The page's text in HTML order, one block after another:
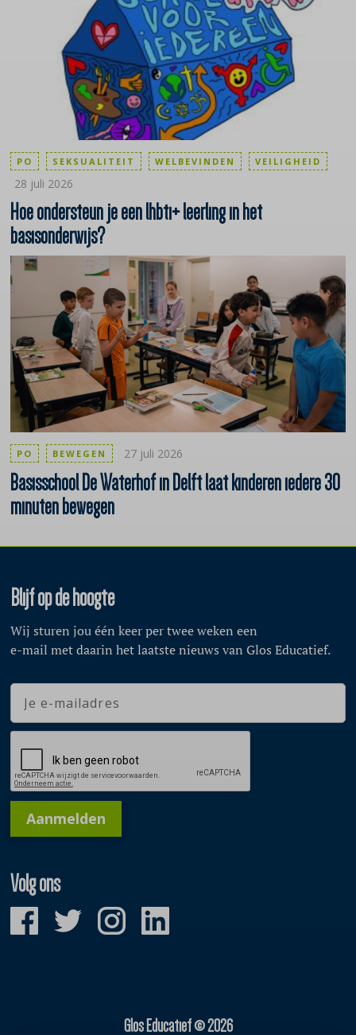
Hoe ondersteun je een lhbti+ leerling in het
basisonderwijs?
PO SEKSUALITEIT WELBEVINDEN VEILIGHEID
28 juli 2026
Basisschool De Waterhof in Delft laat kinderen iedere 30
minuten bewegen
PO BEWEGEN 27 juli 2026
Blijf op de hoogte
Wij sturen jou één keer per twee weken een
e-mail met daarin het laatste nieuws van Glos Educatief.
Aanmelden
Volg ons
Glos Educatief © 2026